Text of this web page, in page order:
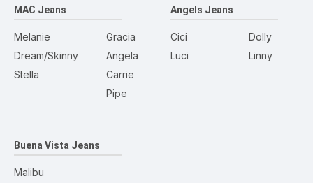
MAC Jeans
Melanie
Dream/Skinny
Stella
Gracia
Angela
Carrie
Pipe
Angels Jeans
Cici
Luci
Dolly
Linny
Buena Vista Jeans
Malibu